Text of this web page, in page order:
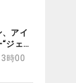
アイ
ジェイ
向か
時00